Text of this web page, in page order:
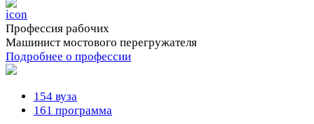
Профессия рабочих
Машинист мостового перегружателя
Подробнее о профессии
154 вуза
161 программа